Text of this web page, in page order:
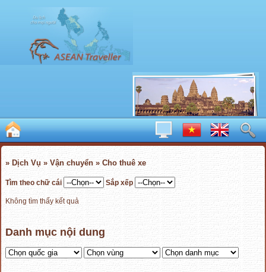
» Dịch Vụ » Vận chuyển » Cho thuê xe
Tìm theo chữ cái Sắp xếp
Không tìm thấy kết quả
Danh mục nội dung